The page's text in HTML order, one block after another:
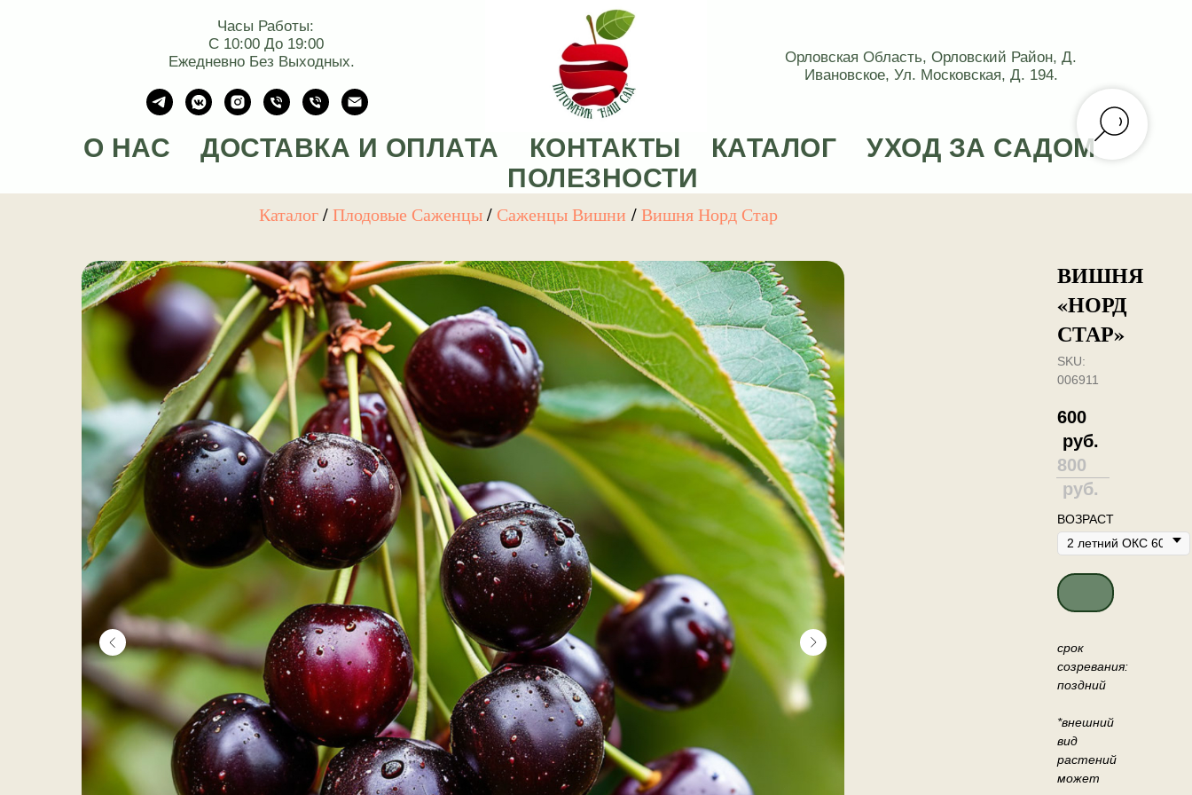
Часы Работы:
С 10:00 До 19:00
Ежедневно Без Выходных.
Орловская Область, Орловский Район, Д.
Ивановское, Ул. Московская, Д. 194.
О НАС ДОСТАВКА И ОПЛАТА КОНТАКТЫ КАТАЛОГ
УХОД ЗА САДОМ
ПОЛЕЗНОСТИ
Каталог/Плодовые Саженцы/ Саженцы Вишни /Вишня Норд Стар
ВИШНЯ
«НОРД
СТАР»
SKU:
006911
600
руб.
800
руб.
ВОЗРАСТ
ДОБАВИТЬ В
срок
созревания:
поздний
*внешний
вид
растений
может